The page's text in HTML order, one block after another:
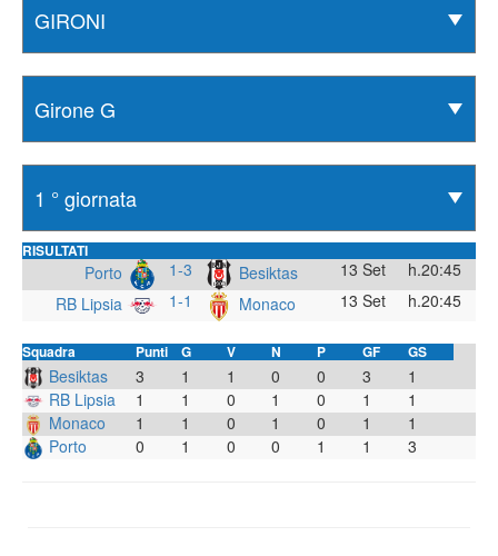
RISULTATI
Porto 1-3 Besiktas 13 Set
h.20:45
RB Lipsia
1-1 Monaco 13 Set h.20:45
Squadra Punti G V N P GF GS
Besiktas 3 1 1 0 0 3
1
RB Lipsia
1 1 0 1 0 1
1
Monaco
1 1 0 1 0 1
1
Porto
0 1 0 0 1 1 3